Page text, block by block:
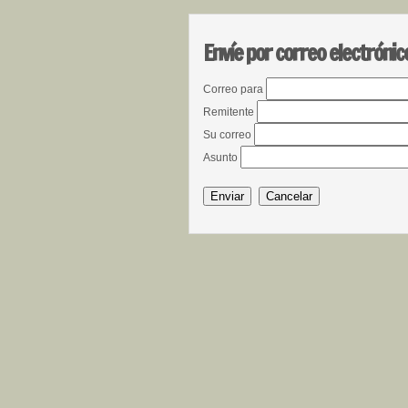
Envíe por correo
Correo para
Remitente
Su correo
Asunto
Enviar Cancelar